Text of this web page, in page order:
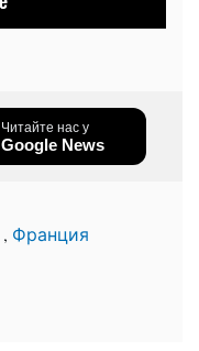
Читайте нас у
Google News
, Франция